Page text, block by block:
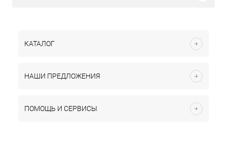
КАТАЛОГ
НАШИ ПРЕДЛОЖЕНИЯ
ПОМОЩЬ И СЕРВИСЫ